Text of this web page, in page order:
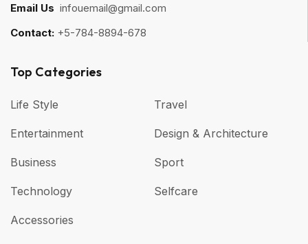
Email Us infouemail@gmail.com
Contact: +5-784-8894-678
Top Categories​
Life Style
Entertainment
Business
Technology
Accessories
Travel
Design & Architecture
Sport
Selfcare